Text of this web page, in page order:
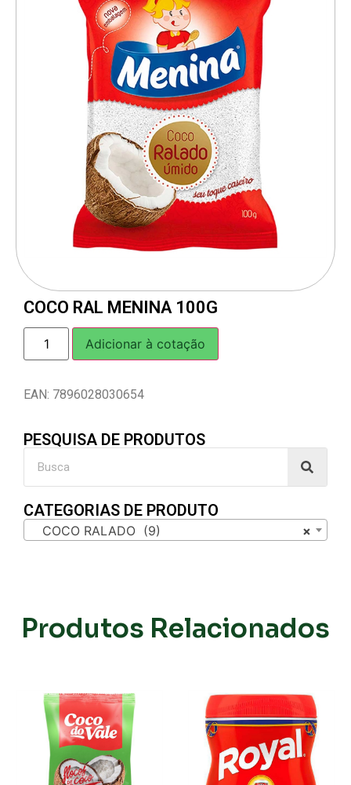
COCO RAL MENINA 100G
Adicionar à cotação
EAN: 7896028030654
PESQUISA DE PRODUTOS
CATEGORIAS DE PRODUTO
×
COCO RALADO (9)
Produtos Relacionados